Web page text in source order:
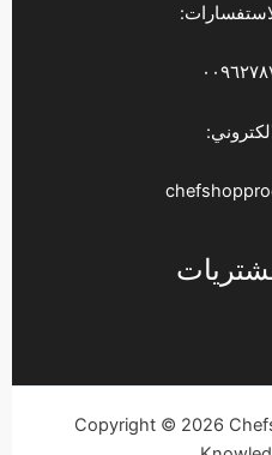
Copyright © 2026